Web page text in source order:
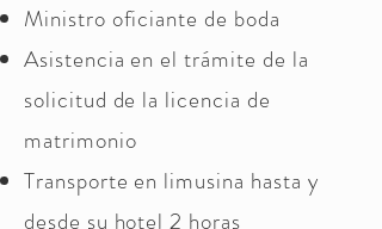
Ministro oficiante de boda
Asistencia en el trámite de la
solicitud de la licencia de
matrimonio
Transporte en limusina hasta y
desde su hotel 2 horas